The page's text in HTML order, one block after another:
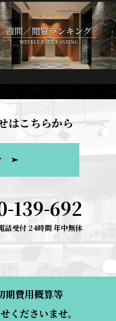
はこちらから
139-692
話受付 24時間 年中無休
期費用概算等
くださいませ。